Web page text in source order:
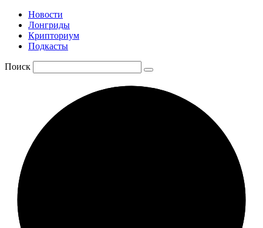
Новости
Лонгриды
Крипториум
Подкасты
Поиск